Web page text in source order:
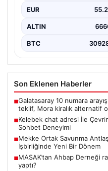
EUR
ALTIN
BTC
Son Eklenen Haberler
■Galatasaray 10 numara
teklif, Mora kiralık alternatif
■Kelebek chat adresi İle
Sohbet Deneyimi
■Mekke Ortak Savunma
İşbirliğinde Yeni Bir Dönem
■MASAK’tan Ahbap Derneği
yaptı?